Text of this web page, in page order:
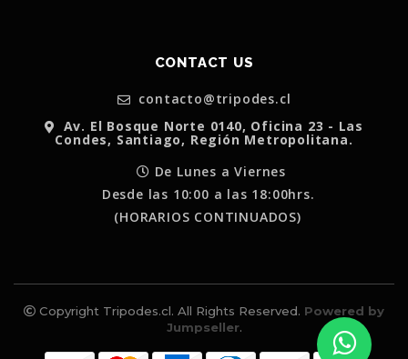
CONTACT US
contacto@tripodes.cl
Av. El Bosque Norte 0140, Oficina 23 - Las
Condes, Santiago, Región Metropolitana.
De Lunes a Viernes
Desde las 10:00 a las 18:00hrs.
(HORARIOS CONTINUADOS)
Copyright Tripodes.cl. All Rights Reserved. Powered by
Jumpseller.